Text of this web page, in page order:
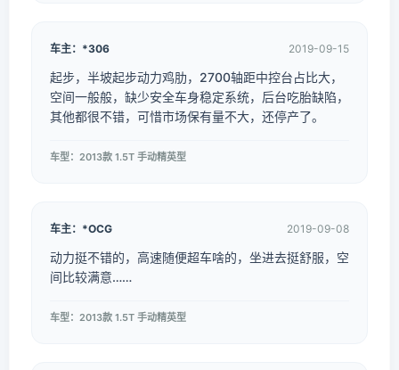
车主：*306 2019-09-15
起步，半坡起步动力鸡肋，2700轴距中控台占比大，
空间一般般，缺少安全车身稳定系统，后台吃胎缺陷，
其他都很不错，可惜市场保有量不大，还停产了。
车型：2013款 1.5T 手动精英型
车主：*OCG 2019-09-08
动力挺不错的，高速随便超车啥的，坐进去挺舒服，空
间比较满意……
车型：2013款 1.5T 手动精英型